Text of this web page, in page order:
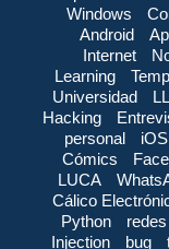
Windows
Android
Internet
Learning
Universidad
Hacking
personal
iOS
Cómics
LUCA
Cálico
Python
redes
Injection
bug